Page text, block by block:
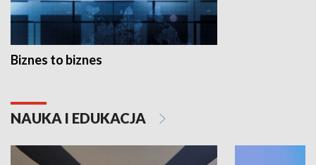
Biznes to biznes
NAUKA I EDUKACJA